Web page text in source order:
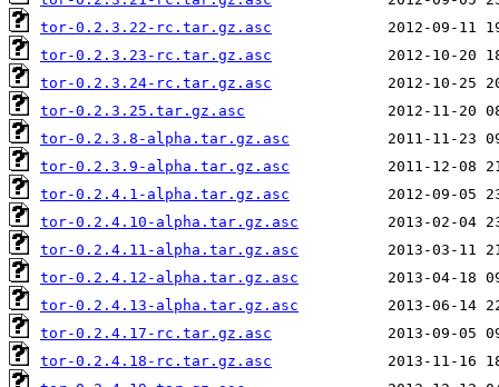
tor-0.2.3.22-rc.tar.gz.asc
tor-0.2.3.23-rc.tar.gz.asc
tor-0.2.3.24-rc.tar.gz.asc
tor-0.2.3.25.tar.gz.asc
tor-0.2.3.8-alpha.tar.gz.asc
tor-0.2.3.9-alpha.tar.gz.asc
tor-0.2.4.1-alpha.tar.gz.asc
tor-0.2.4.10-alpha.tar.gz.asc
tor-0.2.4.11-alpha.tar.gz.asc
tor-0.2.4.12-alpha.tar.gz.asc
tor-0.2.4.13-alpha.tar.gz.asc
tor-0.2.4.17-rc.tar.gz.asc
tor-0.2.4.18-rc.tar.gz.asc